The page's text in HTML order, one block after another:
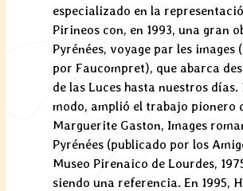
especializado en la
Pirineos con, en 1993, una gran
Pyrénées, voyage par les images
por Faucompret), que abarca
de las Luces hasta nuestros días.
modo, amplió el trabajo pionero
Marguerite Gaston, Images
Pyrénées (publicado por los
Museo Pirenaico de Lourdes,
siendo una referencia. En 1995,